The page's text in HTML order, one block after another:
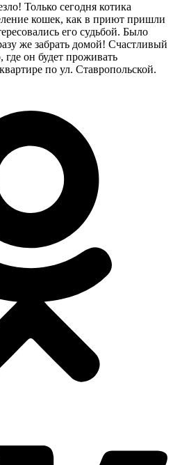
Только сегодня котика
кошек, как в приют пришли
его судьбой. Было
же забрать домой! Счастливый
он будет проживать
по ул. Ставропольской.